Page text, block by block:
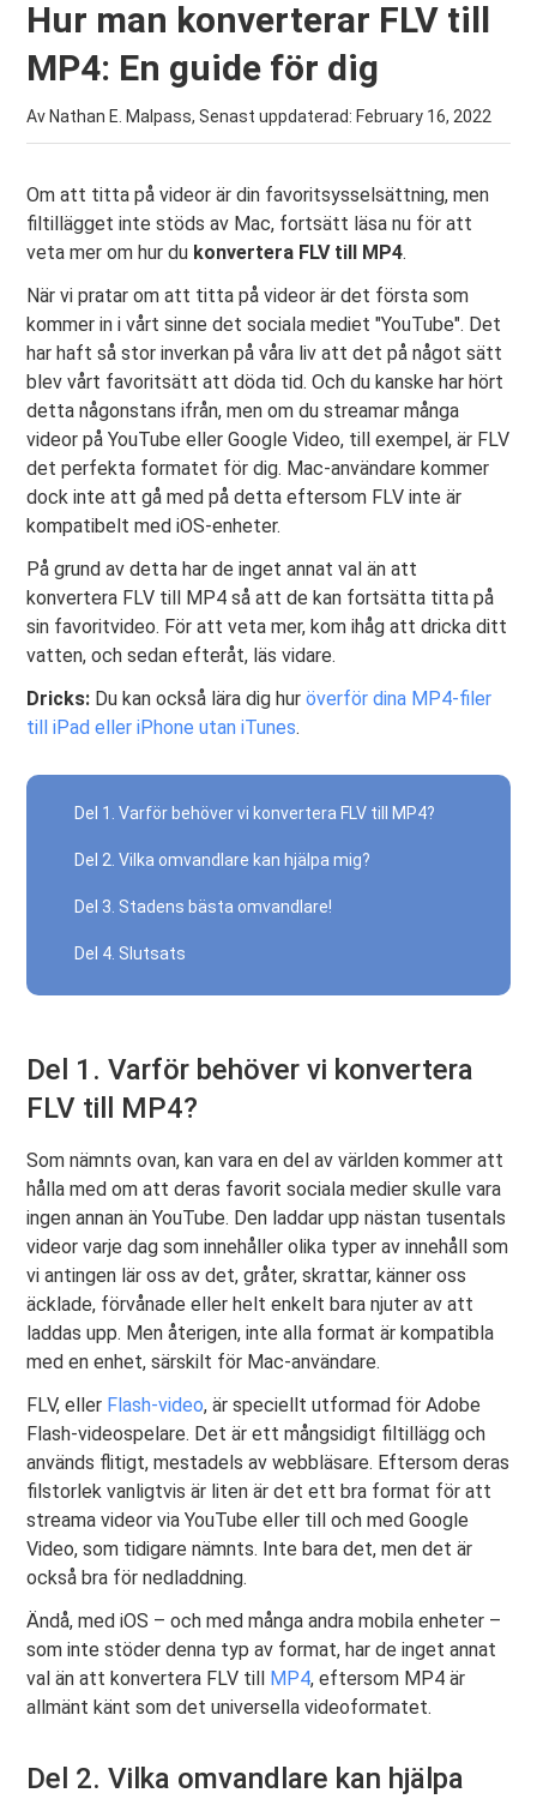
Hur man konverterar FLV till
MP4: En guide för dig
Av Nathan E. Malpass, Senast uppdaterad: February 16, 2022
Om att titta på videor är din favoritsysselsättning, men
filtillägget inte stöds av Mac, fortsätt läsa nu för att
veta mer om hur du konvertera FLV till MP4.
När vi pratar om att titta på videor är det första som
kommer in i vårt sinne det sociala mediet "YouTube". Det
har haft så stor inverkan på våra liv att det på något sätt
blev vårt favoritsätt att döda tid. Och du kanske har hört
detta någonstans ifrån, men om du streamar många
videor på YouTube eller Google Video, till exempel, är FLV
det perfekta formatet för dig. Mac-användare kommer
dock inte att gå med på detta eftersom FLV inte är
kompatibelt med iOS-enheter.
På grund av detta har de inget annat val än att
konvertera FLV till MP4 så att de kan fortsätta titta på
sin favoritvideo. För att veta mer, kom ihåg att dricka ditt
vatten, och sedan efteråt, läs vidare.
Dricks: Du kan också lära dig huröverför dina MP4-filer
till iPad eller iPhone utan iTunes.
Del 1. Varför behöver vi konvertera FLV till MP4?
Del 2. Vilka omvandlare kan hjälpa mig?
Del 3. Stadens bästa omvandlare!
Del 4. Slutsats
Del 1. Varför behöver vi konvertera
FLV till MP4?
Som nämnts ovan, kan vara en del av världen kommer att
hålla med om att deras favorit sociala medier skulle vara
ingen annan än YouTube. Den laddar upp nästan tusentals
videor varje dag som innehåller olika typer av innehåll som
vi antingen lär oss av det, gråter, skrattar, känner oss
äcklade, förvånade eller helt enkelt bara njuter av att
laddas upp. Men återigen, inte alla format är kompatibla
med en enhet, särskilt för Mac-användare.
FLV, eller Flash-video, är speciellt utformad för Adobe
Flash-videospelare. Det är ett mångsidigt filtillägg och
används flitigt, mestadels av webbläsare. Eftersom deras
filstorlek vanligtvis är liten är det ett bra format för att
streama videor via YouTube eller till och med Google
Video, som tidigare nämnts. Inte bara det, men det är
också bra för nedladdning.
Ändå, med iOS – och med många andra mobila enheter –
som inte stöder denna typ av format, har de inget annat
val än att konvertera FLV till MP4, eftersom MP4 är
allmänt känt som det universella videoformatet.
Del 2. Vilka omvandlare kan hjälpa